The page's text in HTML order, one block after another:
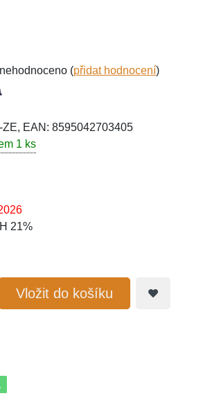
(přidat hodnocení)
ZE, EAN: 8595042703405
1 ks
21%
Vložit do košíku